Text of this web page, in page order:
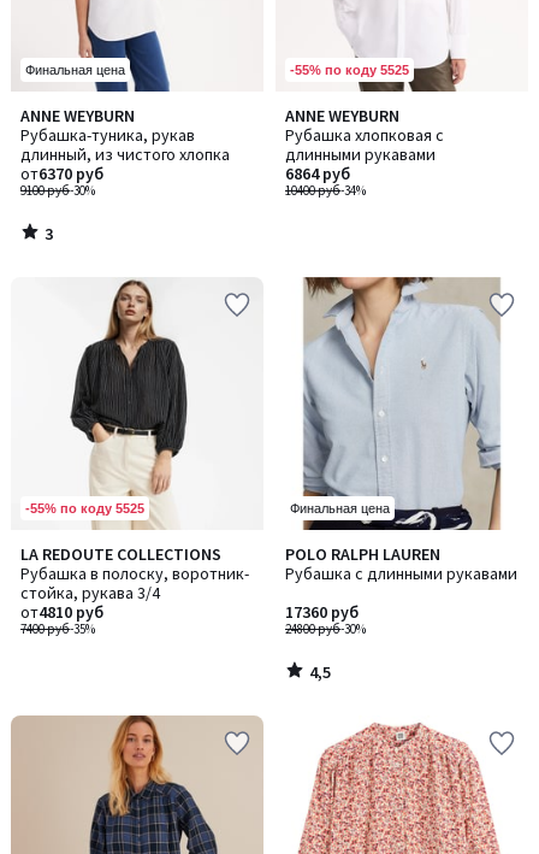
Финальная цена
ANNE WEYBURN
Рубашка-туника, рукав
длинный, из чистого хлопка
9100 руб-30%
от6370 руб
3
/
5
3
/
-55% по коду 5525
ANNE WEYBURN
Рубашка хлопковая с
длинными рукавами
10400 руб-34%
6864 руб
-55% по коду 5525
LA REDOUTE COLLECTIONS
Рубашка в полоску, воротник-
стойка, рукава 3/4
7400 руб-35%
от4810 руб
Финальная цена
POLO RALPH LAUREN
Рубашка с длинными рукавами
24800 руб-30%
17360 руб
4,5
/ 5
4,5
/